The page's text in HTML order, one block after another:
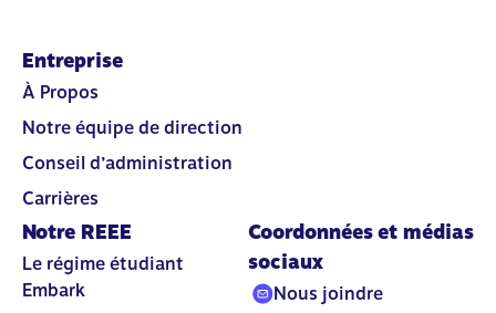
Entreprise
À Propos
Notre équipe de direction
Conseil d’administration
Carrières
Notre REEE
Le régime étudiant
Embark
Coordonnées et médias
sociaux
Nous joindre